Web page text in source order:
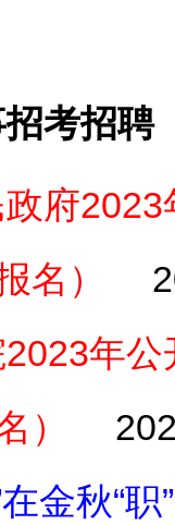
考招聘
府
名）
年
）
金秋“